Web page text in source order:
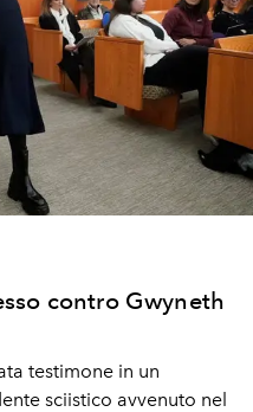
contro Gwyneth
testimone in un
sciistico avvenuto nel